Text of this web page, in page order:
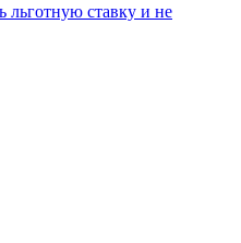
льготную ставку и не